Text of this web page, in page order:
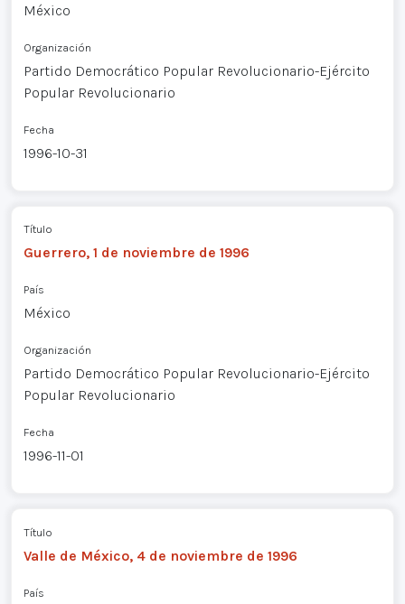
México
Organización
Partido Democrático Popular Revolucionario-Ejército
Popular Revolucionario
Fecha
1996-10-31
Título
Guerrero, 1 de noviembre de 1996
País
México
Organización
Partido Democrático Popular Revolucionario-Ejército
Popular Revolucionario
Fecha
1996-11-01
Título
Valle de México, 4 de noviembre de 1996
País